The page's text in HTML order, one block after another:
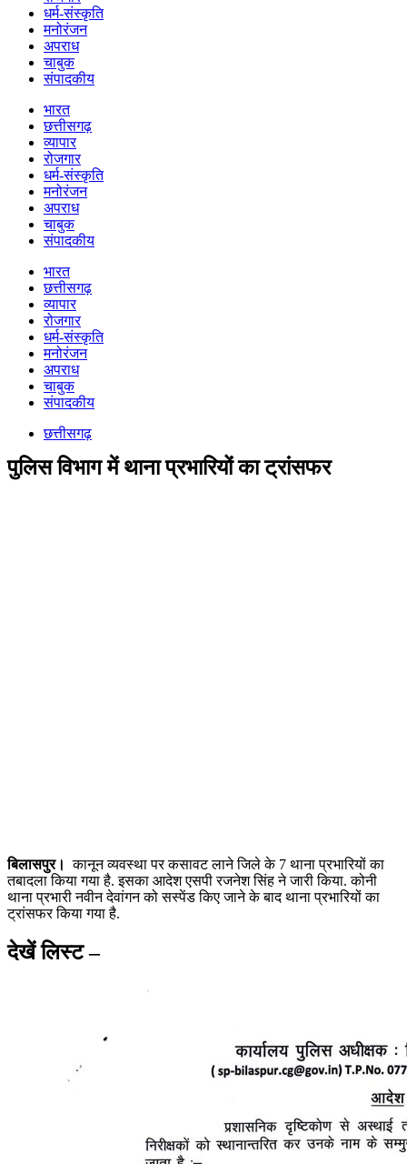
धर्म-संस्कृति
मनोरंजन
अपराध
चाबुक
संपादकीय
भारत
छत्तीसगढ़
व्यापार
रोजगार
धर्म-संस्कृति
मनोरंजन
अपराध
चाबुक
संपादकीय
भारत
छत्तीसगढ़
व्यापार
रोजगार
धर्म-संस्कृति
मनोरंजन
अपराध
चाबुक
संपादकीय
छत्तीसगढ़
पुलिस विभाग में थाना प्रभारियों का ट्रांसफर
बिलासपुर।कानून व्यवस्था पर कसावट लाने जिले के 7 थाना प्रभारियों का
तबादला किया गया है. इसका आदेश एसपी रजनेश सिंह ने जारी किया. कोनी
थाना प्रभारी नवीन देवांगन को सस्पेंड किए जाने के बाद थाना प्रभारियों का
ट्रांसफर किया गया है.
देखें लिस्ट –